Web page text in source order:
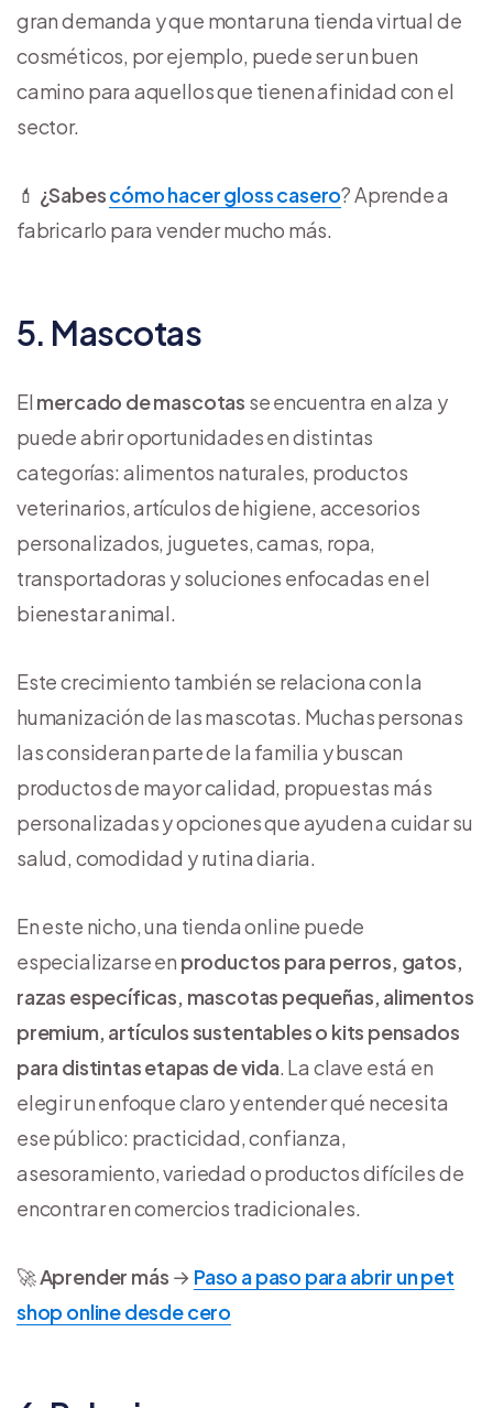
gran demanda y que montar una tienda virtual de
cosméticos, por ejemplo, puede ser un buen
camino para aquellos que tienen afinidad con el
sector.
💄 ¿Sabescómo hacer gloss casero? Aprende a
fabricarlo para vender mucho más.
5. Mascotas
El mercado de mascotas se encuentra en alza y
puede abrir oportunidades en distintas
categorías: alimentos naturales, productos
veterinarios, artículos de higiene, accesorios
personalizados, juguetes, camas, ropa,
transportadoras y soluciones enfocadas en el
bienestar animal.
Este crecimiento también se relaciona con la
humanización de las mascotas. Muchas personas
las consideran parte de la familia y buscan
productos de mayor calidad, propuestas más
personalizadas y opciones que ayuden a cuidar su
salud, comodidad y rutina diaria.
En este nicho, una tienda online puede
especializarse en productos para perros, gatos,
razas específicas, mascotas pequeñas, alimentos
premium, artículos sustentables o kits pensados
para distintas etapas de vida. La clave está en
elegir un enfoque claro y entender qué necesita
ese público: practicidad, confianza,
asesoramiento, variedad o productos difíciles de
encontrar en comercios tradicionales.
🚀Aprender más → Paso a paso para abrir un pet
shop online desde cero